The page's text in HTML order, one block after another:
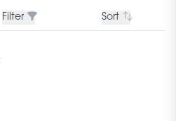
Filter Sort